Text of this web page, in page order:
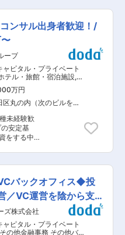
ません。
） ■配
1名、労務
ト1名が
分、残業
働きやすい
トさせた
権を買い取
「事業再
ァンドの
資家です。
いう資金還
案していた
リューシ
加え、新規
は生命保険
約2割。既
程。個々の
・年間の担
クオフィ
提案、社
だきま
グループ
ンバー30
知識を習
通じてキ
や運用部門
討できま
クイティ
チャ・ファ
ー取引、そ
客様の安定
ます。 ・中
スを重視し
ンサル出身者歓迎！/
ープ
ャピタル・プライベート
テル・旅館・宿泊施設,
・経営コンサルタント
万円
区丸の内（次のビルを除
未経験歓
安定基
をする中小
ちから長期
できるポ
に所在する
ン)の経営課
ます。実行
ーナーへの
備投資にお
バックオフィス◆投
／VC運営を陰から支
ズ株式会社
ャピタル・プライベート
その他金融事務 その他バ